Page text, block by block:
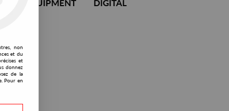
DJ EQUIPMENT DIGITAL
non
et du
et
donnez
de la
Pour en